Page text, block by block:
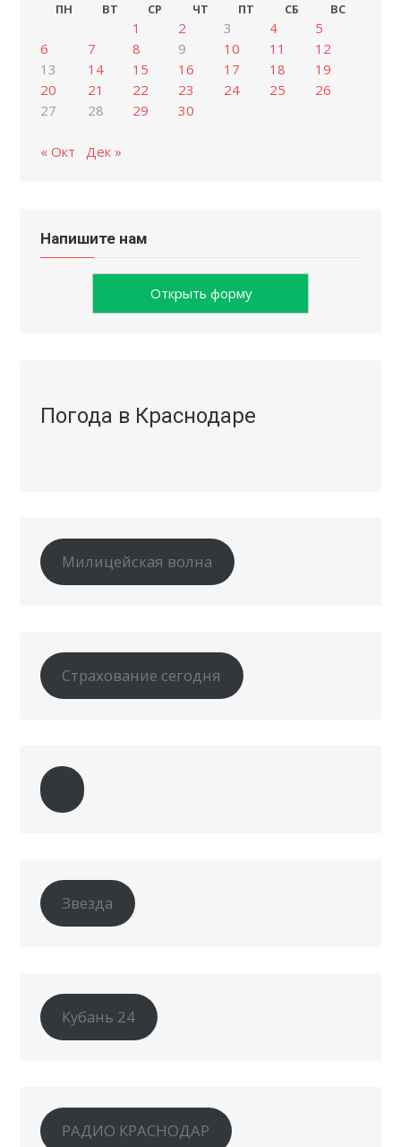
ПН ВТ СР ЧТ ПТ СБ ВС
1 2 3 4
5
6
7 8 9 10 11
12
13
14 15 16 17 18
19
20
21 22 23 24 25
26
27
28 29 30
« Окт Дек »
Напишите нам
Открыть форму
Погода в Краснодаре
Милицейская волна
Страхование сегодня
Звезда
Кубань 24
РАДИО КРАСНОДАР